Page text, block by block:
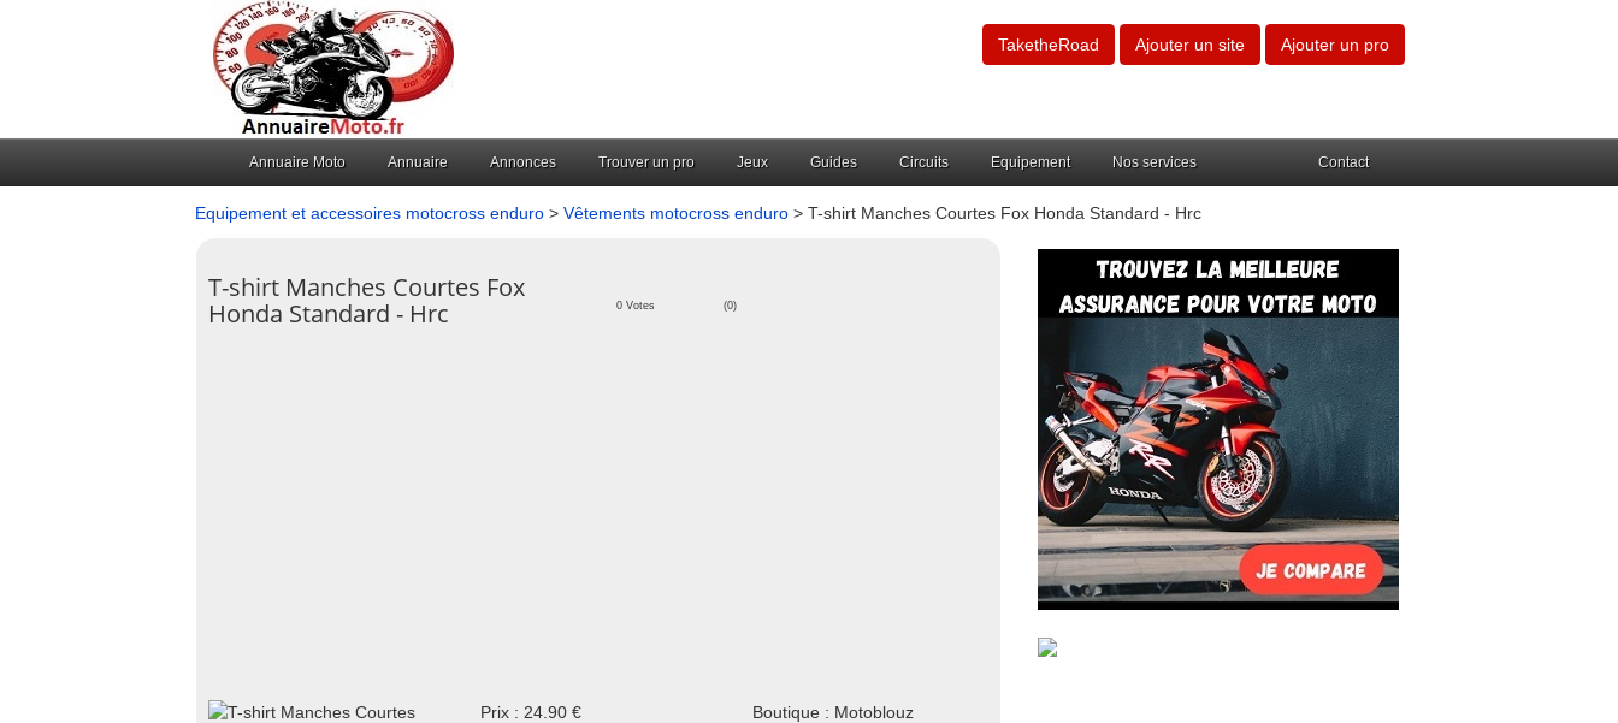
TaketheRoad Ajouter un site Ajouter un pro
Annuaire Moto Annuaire Annonces Trouver un pro Jeux Guides Circuits Equipement Nos services Contact
Equipement et accessoires motocross enduro > Vêtements motocross enduro > T-shirt Manches Courtes Fox Honda Standard - Hrc
T-shirt Manches Courtes Fox
Honda Standard - Hrc
0 Votes (0)
Prix : 24.90 €
Boutique : Motoblouz